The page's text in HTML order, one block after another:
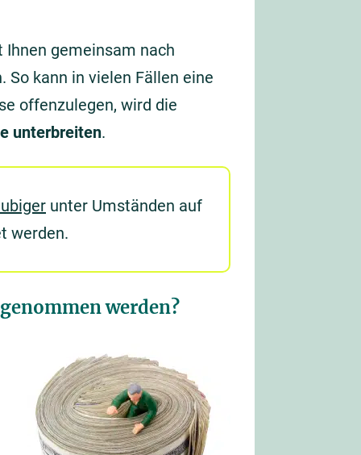
gemeinsam nach
So kann in vielen Fällen eine
offenzulegen, wird die
unterbreiten.
unter Umständen auf
werden.
werden?